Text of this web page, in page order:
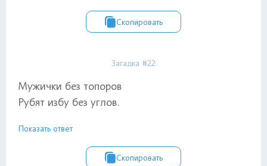
Скопировать
Загадка #22
Мужички без топоров
Рубят избу без углов.
Показать ответ
Скопировать